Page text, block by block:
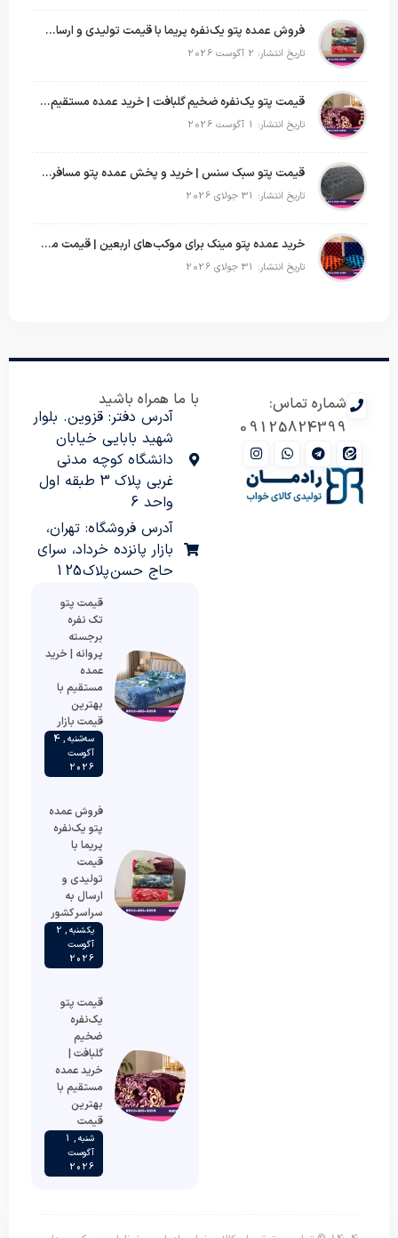
فروش عمده پتو یک‌نفره پریما با قیمت تولیدی و ارسال به سراسر کشور
تاریخ انتشار: 2 آگوست 2026
قیمت پتو یک‌نفره ضخیم گلبافت | خرید عمده مستقیم با بهترین قیمت
تاریخ انتشار: 1 آگوست 2026
قیمت پتو سبک سنس | خرید و پخش عمده پتو مسافرتی Sense
تاریخ انتشار: 31 جولای 2026
خرید عمده پتو مینک برای موکب‌های اربعین | قیمت مناسب و ارسال سریع
تاریخ انتشار: 31 جولای 2026
شماره تماس:
09125824399
با ما همراه باشید
آدرس دفتر: قزوین. بلوار
شهید بابایی خیابان
دانشگاه کوچه مدنی
غربی پلاک 3 طبقه اول
واحد 6
آدرس فروشگاه: تهران،
بازار پانزده خرداد، سرای
حاج حسن پلاک 125
قیمت پتو
تک نفره
برجسته
پروانه | خرید
عمده
مستقیم با
بهترین
قیمت بازار
سه‌شنبه , 4
آگوست
2026
فروش عمده
پتو یک‌نفره
پریما با
قیمت
تولیدی و
ارسال به
سراسر کشور
یکشنبه , 2
آگوست
2026
قیمت پتو
یک‌نفره
ضخیم
گلبافت |
خرید عمده
مستقیم با
بهترین
قیمت
شنبه , 1
آگوست
2026